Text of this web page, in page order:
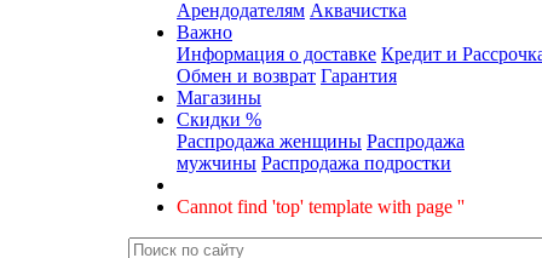
Арендодателям Аквачистка
Важно
Информация о доставке Кредит и
Обмен и возврат Гарантия
Магазины
Скидки %
Распродажа женщины Распродажа
мужчины Распродажа подростки
Cannot find 'top' template with page ''